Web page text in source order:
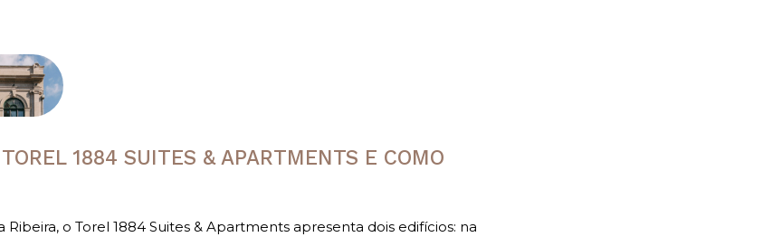
1884 SUITES & APARTMENTS E COMO
o Torel 1884 Suites & Apartments apresenta dois edifícios: na